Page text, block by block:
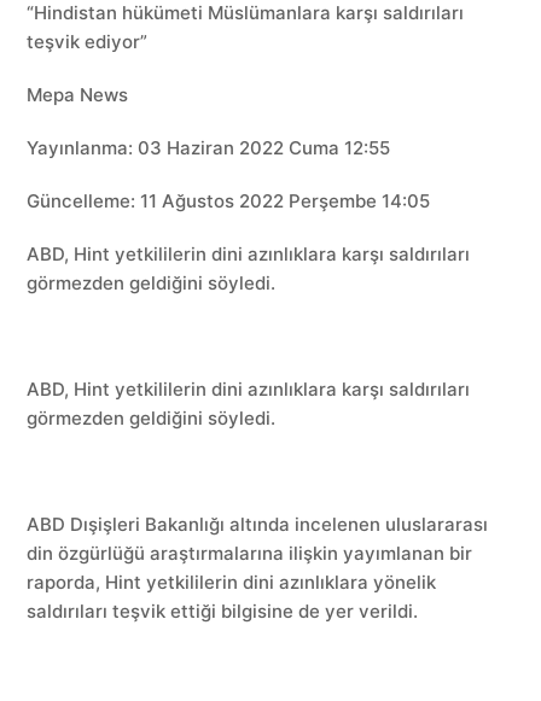
“Hindistan hükümeti Müslümanlara karşı saldırıları
teşvik ediyor”
Mepa News
Yayınlanma: 03 Haziran 2022 Cuma 12:55
Güncelleme: 11 Ağustos 2022 Perşembe 14:05
ABD, Hint yetkililerin dini azınlıklara karşı saldırıları
görmezden geldiğini söyledi.
ABD, Hint yetkililerin dini azınlıklara karşı saldırıları
görmezden geldiğini söyledi.
ABD Dışişleri Bakanlığı altında incelenen uluslararası
din özgürlüğü araştırmalarına ilişkin yayımlanan bir
raporda, Hint yetkililerin dini azınlıklara yönelik
saldırıları teşvik ettiği bilgisine de yer verildi.